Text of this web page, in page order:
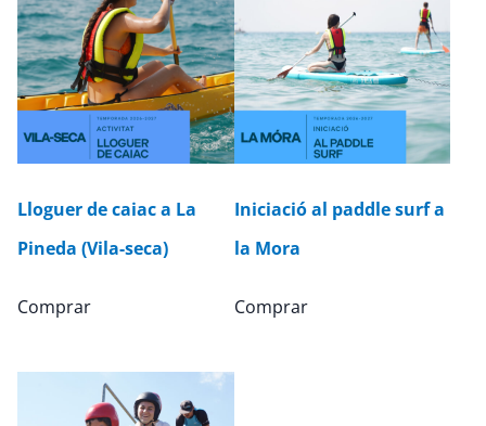
Lloguer de caiac a La
Pineda (Vila-seca)
Comprar
Iniciació al paddle surf a
la Mora
Comprar